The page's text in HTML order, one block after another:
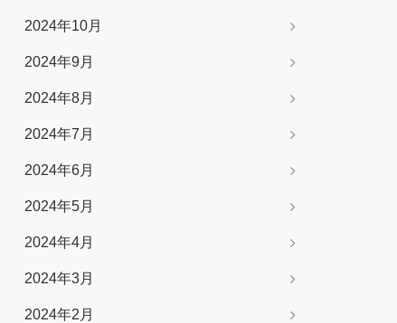
2024年10月
2024年9月
2024年8月
2024年7月
2024年6月
2024年5月
2024年4月
2024年3月
2024年2月